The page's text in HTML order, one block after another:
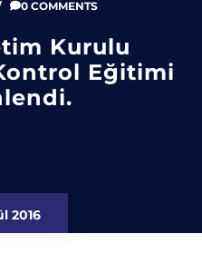
0 COMMENTS
Kurulu
Eğitimi
2016